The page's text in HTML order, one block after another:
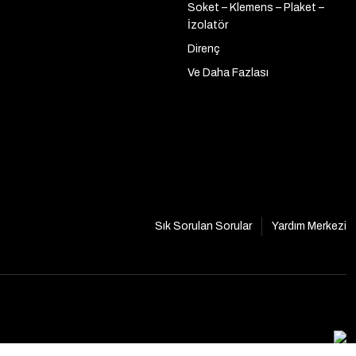
Soket – Klemens – Plaket –
İzolatör
Direnç
Ve Daha Fazlası
Sık Sorulan Sorular
Yardım Merkezi